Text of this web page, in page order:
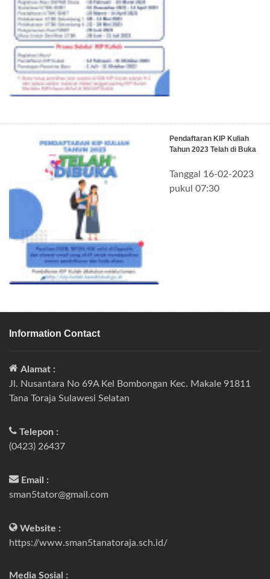
Pendaftaran KIP Kuliah
Tahun 2023 Telah di Buka
Tanggal 16-02-2023
pukul 07:30
Information Contact
Alamat :
Jl. Nusantara No 69A Kel Bombongan Kec. Makale 91811
Tana Toraja Sulawesi Selatan
Telepon :
(0423) 26437
Email :
sman5tator@gmail.com
Website :
https://www.sman5tanatoraja.sch.id/
Media Sosial :